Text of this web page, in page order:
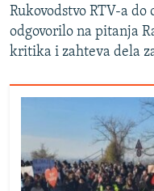
Rukovodstvo RTV-a
odgovorilo na pitanja
kritika i zahteva dela